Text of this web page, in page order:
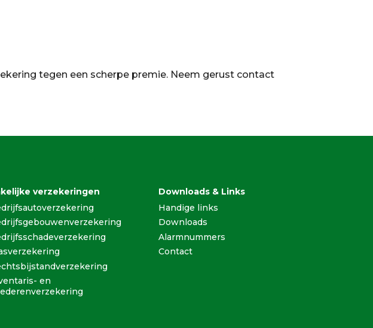
tegen een scherpe premie. Neem gerust contact
verzekeringen
en
Downloads & Links
Handige links
Downloads
Alarmnummers
Contact